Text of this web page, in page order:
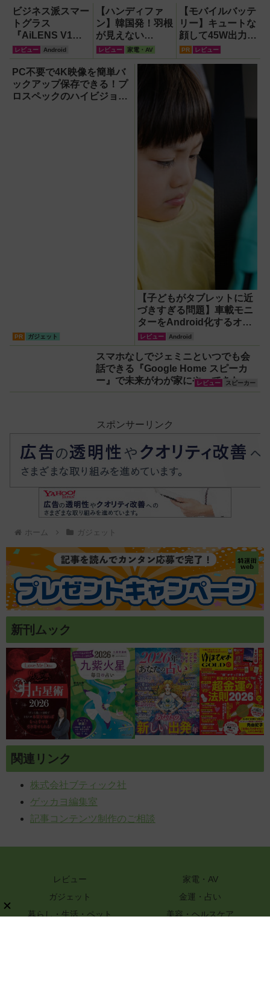
ビジネス派スマー
トグラス
『AiLENS V1』
を体験:プレゼ
ン、会議、リアル
タイム翻訳に使え
て8万円台！
レビュー Android
【ハンディファ
ン】韓国発！羽根
が見えない
『baramood（パ
ラムード）』4種
使い比べ
レビュー 家電・AV
【モバイルバッテ
リー】キュートな
顔して45W出力＆
4台同時充電の本
格派『RORRY
CharmGo オール
インミニ』でスマ
ホもモバイルファ
ンもノートPCも
PR レビュー
PC不要で4K映像を簡単バ
ックアップ保存できる！プ
ロスペックのハイビジョン
PR ガジェット
【子どもがタブレットに近
づきすぎる問題】車載モニ
ターをAndroid化するオッ
トキャスト「OTTOAIBOX
P3 Pro」を試してみた結果
レビュー Android
スマホなしでジェミニといつでも会
話できる『Google Home スピーカ
ー』で未来がわが家にやってきた！
【なぜなぜ期対策にも】
レビュー スピーカー
スポンサーリンク
ホーム ガジェット
新刊ムック
関連リンク
株式会社ブティック社
ゲッカヨ編集室
記事コンテンツ制作のご相談
レビュー
家電・AV
ガジェット
金運・占い
暮らし・生活・ペット
美容・ヘルスケア